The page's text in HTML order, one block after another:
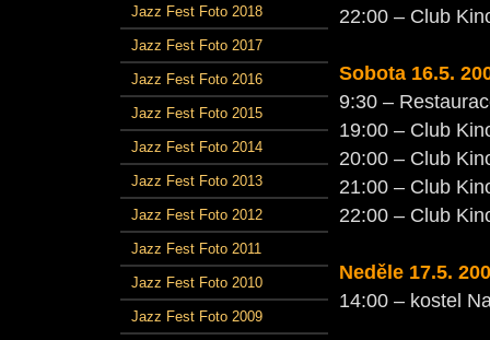
Jazz Fest Foto 2018
Jazz Fest Foto 2017
Jazz Fest Foto 2016
Jazz Fest Foto 2015
Jazz Fest Foto 2014
Jazz Fest Foto 2013
Jazz Fest Foto 2012
Jazz Fest Foto 2011
Jazz Fest Foto 2010
Jazz Fest Foto 2009
22:00 – Club
Sobota 16.5.
9:30 –
19:00 – Club
20:00 – Club
21:00 – Club
22:00 – Club
Neděle 17.5.
14:00 – kostel